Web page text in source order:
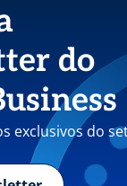
do
exclusivos do